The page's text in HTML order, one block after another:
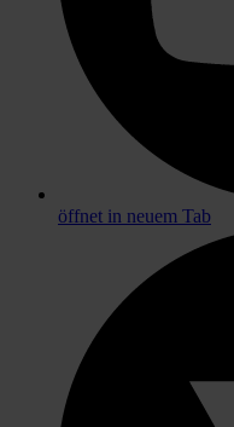
öffnet in neuem Tab